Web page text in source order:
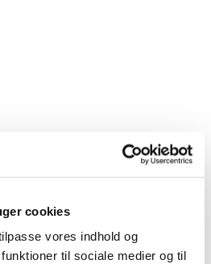
cookies
vores indhold og
til sociale medier og til